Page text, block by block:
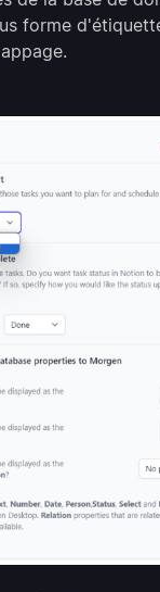
forme